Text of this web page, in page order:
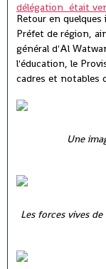
délégation était
Retour en
Préfet de région,
général d'Al
l'éducation, le
cadres et notables
Une
Les forces vives